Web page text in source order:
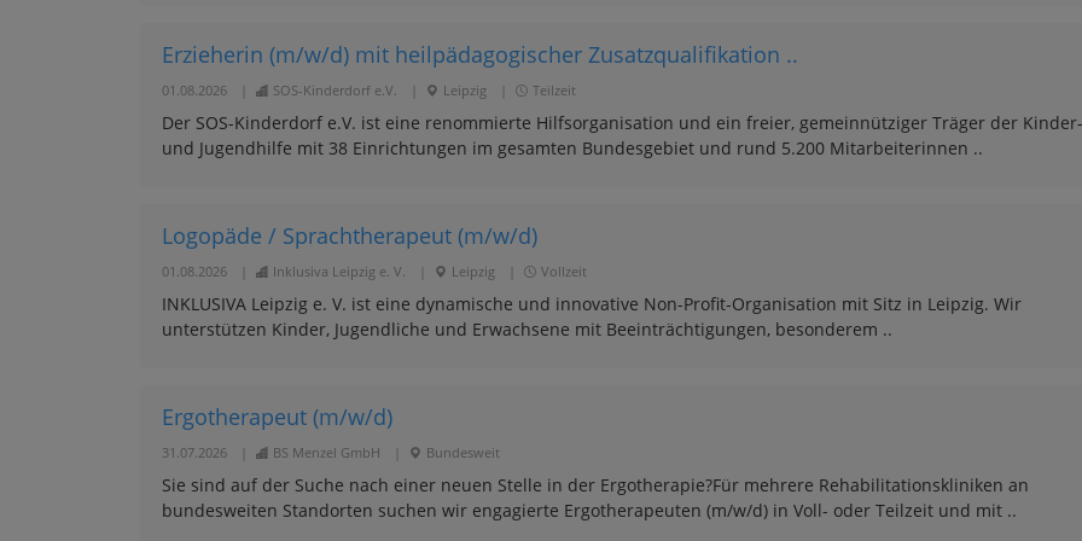
Erzieherin (m/w/d) mit heilpädagogischer Zusatzqualifikation ..
01.08.2026 SOS-Kinderdorf e.V. Leipzig Teilzeit
Der SOS-Kinderdorf e.V. ist eine renommierte Hilfsorganisation und ein freier, gemeinnütziger Träger der Kinder-
und Jugendhilfe mit 38 Einrichtungen im gesamten Bundesgebiet und rund 5.200 Mitarbeiterinnen ..
Logopäde / Sprachtherapeut (m/w/d)
01.08.2026 Inklusiva Leipzig e. V. Leipzig Vollzeit
INKLUSIVA Leipzig e. V. ist eine dynamische und innovative Non-Profit-Organisation mit Sitz in Leipzig. Wir
unterstützen Kinder, Jugendliche und Erwachsene mit Beeinträchtigungen, besonderem ..
Ergotherapeut (m/w/d)
31.07.2026 BS Menzel GmbH Bundesweit
Sie sind auf der Suche nach einer neuen Stelle in der Ergotherapie?Für mehrere Rehabilitationskliniken an
bundesweiten Standorten suchen wir engagierte Ergotherapeuten (m/w/d) in Voll- oder Teilzeit und mit ..